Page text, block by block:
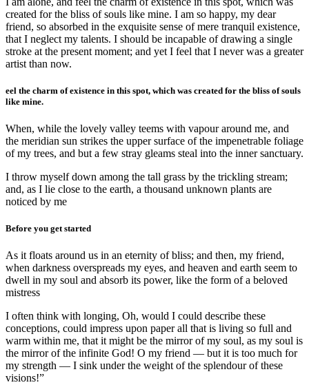
created for the bliss of souls like mine. I am so happy, my dear
friend, so absorbed in the exquisite sense of mere tranquil existence,
that I neglect my talents. I should be incapable of drawing a single
stroke at the present moment; and yet I feel that I never was a greater
artist than now.
eel the charm of existence in this spot, which was created for the bliss of souls
like mine.
When, while the lovely valley teems with vapour around me, and
the meridian sun strikes the upper surface of the impenetrable foliage
of my trees, and but a few stray gleams steal into the inner sanctuary.
I throw myself down among the tall grass by the trickling stream;
and, as I lie close to the earth, a thousand unknown plants are
noticed by me
Before you get started
As it floats around us in an eternity of bliss; and then, my friend,
when darkness overspreads my eyes, and heaven and earth seem to
dwell in my soul and absorb its power, like the form of a beloved
mistress
I often think with longing, Oh, would I could describe these
conceptions, could impress upon paper all that is living so full and
warm within me, that it might be the mirror of my soul, as my soul is
the mirror of the infinite God! O my friend — but it is too much for
my strength — I sink under the weight of the splendour of these
visions!”